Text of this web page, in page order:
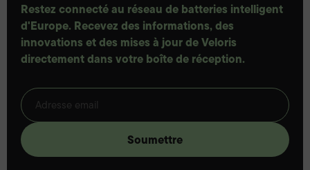
Restez connecté au réseau de batteries intelligent
d'Europe. Recevez des informations, des
innovations et des mises à jour de Veloris
directement dans votre boîte de réception.